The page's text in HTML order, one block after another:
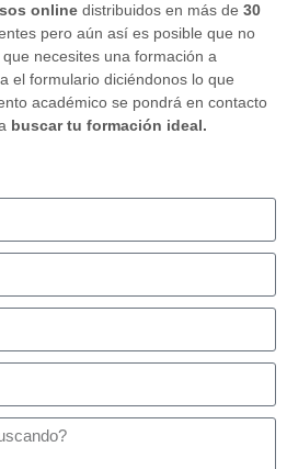
online distribuidos en más de 30
pero aún así es posible que no
necesites una formación a
el formulario diciéndonos lo que
académico se pondrá en contacto
buscar tu formación ideal.